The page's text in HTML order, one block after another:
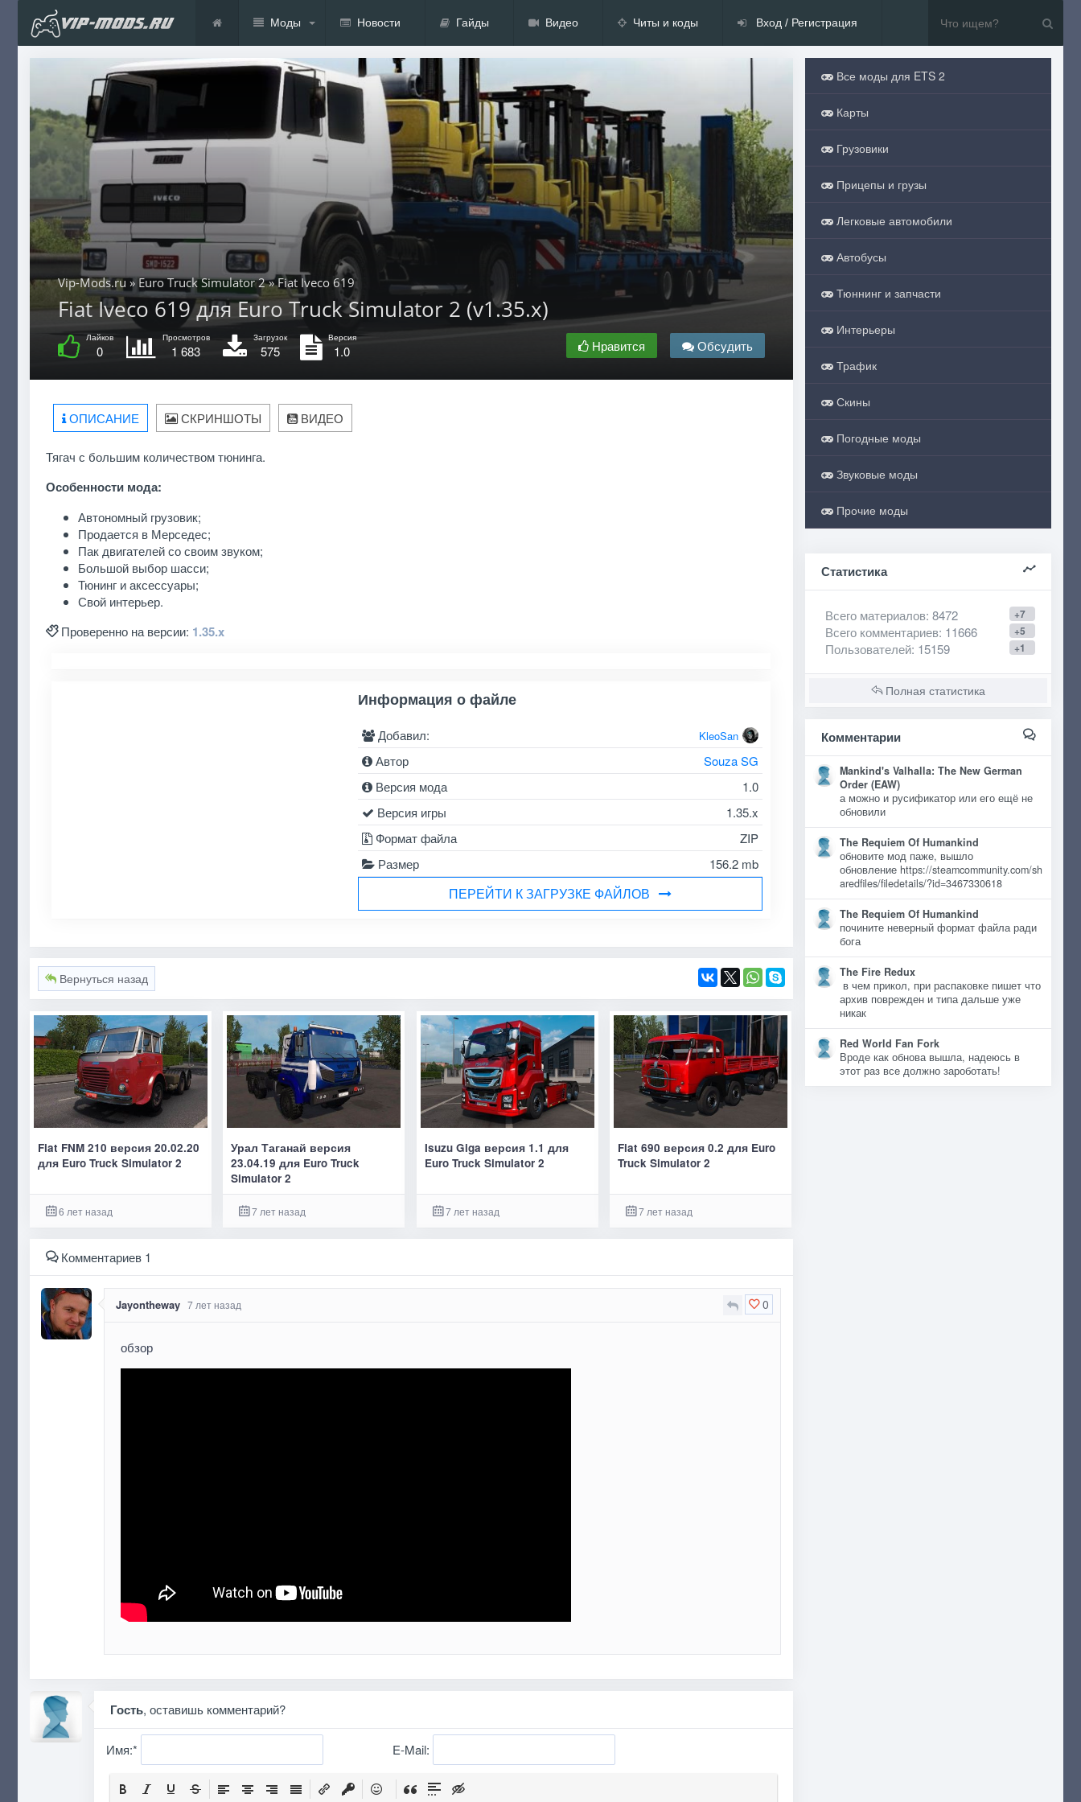
Моды Новости Гайды Видео Читы и коды Вход / Регистрация
Vip-Mods.ru»Euro Truck Simulator 2» Fiat Iveco 619
Fiat Iveco 619 для Euro Truck Simulator 2 (v1.35.x)
Лайков
0
Просмотров
1 683
Загрузок
575
Версия
1.0 Нравится Обсудить
ОПИСАНИЕ СКРИНШОТЫ ВИДЕО
Тягач с большим количеством тюнинга.
Особенности мода:
Автономный грузовик;
Продается в Мерседес;
Пак двигателей со своим звуком;
Большой выбор шасси;
Тюнинг и аксессуары;
Свой интерьер.
Проверенно на версии: 1.35.x
Информация о файле
Добавил: KleoSan
Автор
Souza SG
Версия мода
1.0
Версия игры
1.35.x
Формат файла
ZIP
Размер
156.2 mb
ПЕРЕЙТИ К ЗАГРУЗКЕ ФАЙЛОВ
Вернуться назад
Fiat FNM 210 версия 20.02.20
для Euro Truck Simulator 2
6 лет назад
Урал Таганай версия
23.04.19 для Euro Truck
Simulator 2
7 лет назад
Isuzu Giga версия 1.1 для
Euro Truck Simulator 2
7 лет назад
Fiat 690 версия 0.2 для Euro
Truck Simulator 2
7 лет назад
Комментариев 1
0
Jayontheway 7 лет назад
обзор
Гость, оставишь комментарий?
Имя:* E-Mail:
Все моды для ETS 2
Карты
Грузовики
Прицепы и грузы
Легковые автомобили
Автобусы
Тюннинг и запчасти
Интерьеры
Трафик
Скины
Погодные моды
Звуковые моды
Прочие моды
Статистика
+7
Всего материалов: 8472
+5
Всего комментариев: 11666
+1
Пользователей: 15159
Полная статистика
Комментарии
Mankind's Valhalla: The New German
Order (EAW)
а можно и русификатор или его ещё не
обновили
The Requiem Of Humankind
обновите мод паже, вышло
обновление https://steamcommunity.com/sh
aredfiles/filedetails/?id=3467330618
The Requiem Of Humankind
почините неверный формат файла ради
бога
The Fire Redux
в чем прикол, при распаковке пишет что
архив поврежден и типа дальше уже
никак
Red World Fan Fork
Вроде как обнова вышла, надеюсь в
этот раз все должно зароботать!